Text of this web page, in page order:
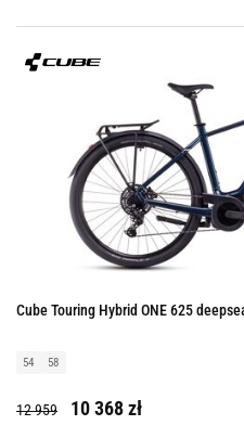
Cube Touring Hybrid ONE 625
54 58
12 959 10 368 zł